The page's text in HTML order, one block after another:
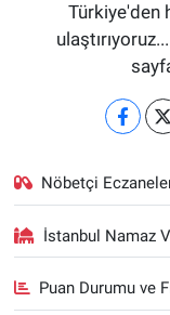
Türkiye'den
Nöbetçi
İstanbul Namaz
Puan Durumu ve